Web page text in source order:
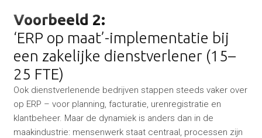
Voorbeeld 2:
‘ERP op maat’-implementatie bij
een zakelijke dienstverlener (15–
25 FTE)
Ook dienstverlenende bedrijven stappen steeds vaker over
op ERP – voor planning, facturatie, urenregistratie en
klantbeheer. Maar de dynamiek is anders dan in de
maakindustrie: mensenwerk staat centraal, processen zijn